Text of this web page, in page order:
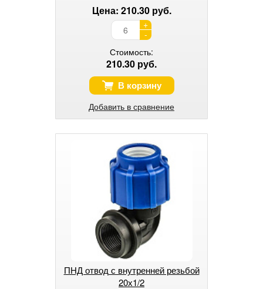
Цена: 210.30 руб.
+
-
Стоимость:
210.30 руб.
В корзину
Добавить в сравнение
ПНД отвод с внутренней резьбой
20х1/2